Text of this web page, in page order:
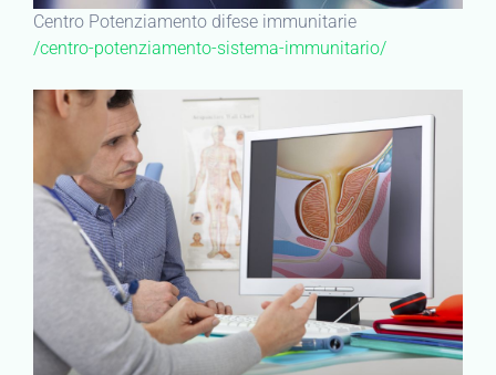
Centro Potenziamento difese immunitarie
/centro-potenziamento-sistema-immunitario/